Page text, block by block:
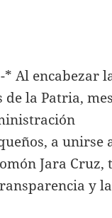
* Al encabezar
de la Patria,
a unirse
Jara Cruz,
y la